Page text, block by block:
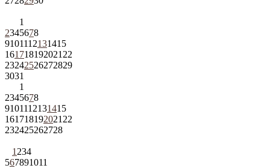
1
2345678
9101112131415
161718192021 22
23242526272829
3031
1
2345678
9101112131415
161718192021 22
232425262728
1 234
567891011